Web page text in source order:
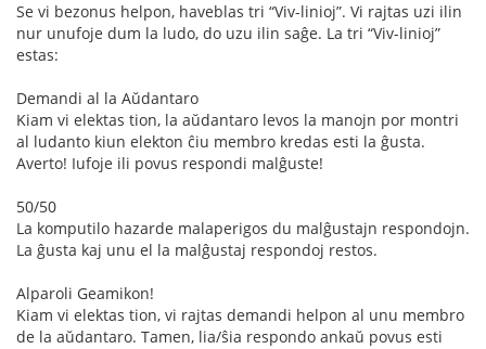
Se vi bezonus helpon, haveblas tri “Viv-linioj”. Vi rajtas uzi ilin
nur unufoje dum la ludo, do uzu ilin saĝe. La tri “Viv-linioj”
estas:
Demandi al la Aŭdantaro
Kiam vi elektas tion, la aŭdantaro levos la manojn por montri
al ludanto kiun elekton ĉiu membro kredas esti la ĝusta.
Averto! Iufoje ili povus respondi malĝuste!
50/50
La komputilo hazarde malaperigos du malĝustajn respondojn.
La ĝusta kaj unu el la malĝustaj respondoj restos.
Alparoli Geamikon!
Kiam vi elektas tion, vi rajtas demandi helpon al unu membro
de la aŭdantaro. Tamen, lia/ŝia respondo ankaŭ povus esti